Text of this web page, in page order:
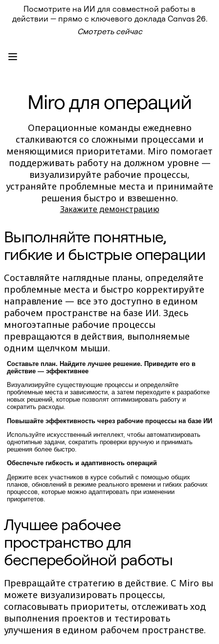
Продукт
Избранное
Intelligent Canvas™
Сервер MCP
Изучите руководства по ИИ
Планы проектов
Интеграции
Enterprise Guard
Платформа разработки
Загрузить приложения
Форматы
Доска
Диаграммы
Канбан
Таблицы
Docs
Слайды
Кейсы
Изучите руководства по ИИ
Обзор Miroverse
Диаграммы
Workshops
Мозговой штурм
Ментальные карты
Концептуальные карты
Блок-схемы
Дорожные карты
Карты процессов
Техническое проектирование и документация
Прототипы и вайрфреймы
Составление карты пути клиента
Исследовательский синтез
Design Workshops
Планирование целей
Оргдизайн
По бизнес-сегментам
Малый бизнес
Стартапы
По отраслям
Производство
Ритейл
Финансовые услуги
Науки о жизни и фармацевтика
По типу команды
Управление продуктами
Проектирование
Лидерство и Ops
Операции
Маркетинг
ИТ
По стратегическим инициативам
Посмотрите на ИИ для совместной работы в
действии — прямо с ключевого доклада Canvas 26.
Смотреть сейчас
Miro для операций
Операционные команды ежедневно
сталкиваются со сложными процессами и
меняющимися приоритетами. Miro помогает
поддерживать работу на должном уровне —
визуализируйте рабочие процессы,
устраняйте проблемные места и принимайте
решения быстро и взвешенно.
Закажите демонстрацию
Выполняйте понятные,
гибкие и быстрые операции
Составляйте наглядные планы, определяйте
проблемные места и быстро корректируйте
направление — все это доступно в едином
рабочем пространстве на базе ИИ. Здесь
многоэтапные рабочие процессы
превращаются в действия, выполняемые
одним щелчком мыши.
Составьте план. Найдите лучшее решение. Приведите его в
действие — эффективнее
Визуализируйте существующие процессы и определяйте
проблемные места и зависимости, а затем переходите к разработке
новых решений, которые позволят оптимизировать работу и
сократить расходы.
Повышайте эффективность через рабочие процессы на базе ИИ
Используйте искусственный интеллект, чтобы автоматизировать
однотипные задачи, сократить проверки вручную и принимать
решения более быстро.
Обеспечьте гибкость и адаптивность операций
Держите всех участников в курсе событий с помощью общих
планов, обновлений в режиме реального времени и гибких рабочих
процессов, которые можно адаптировать при изменении
приоритетов.
Лучшее рабочее
пространство для
бесперебойной работы
Превращайте стратегию в действие. С Miro вы
можете визуализировать процессы,
согласовывать приоритеты, отслеживать ход
выполнения проектов и тестировать
улучшения в едином рабочем пространстве.